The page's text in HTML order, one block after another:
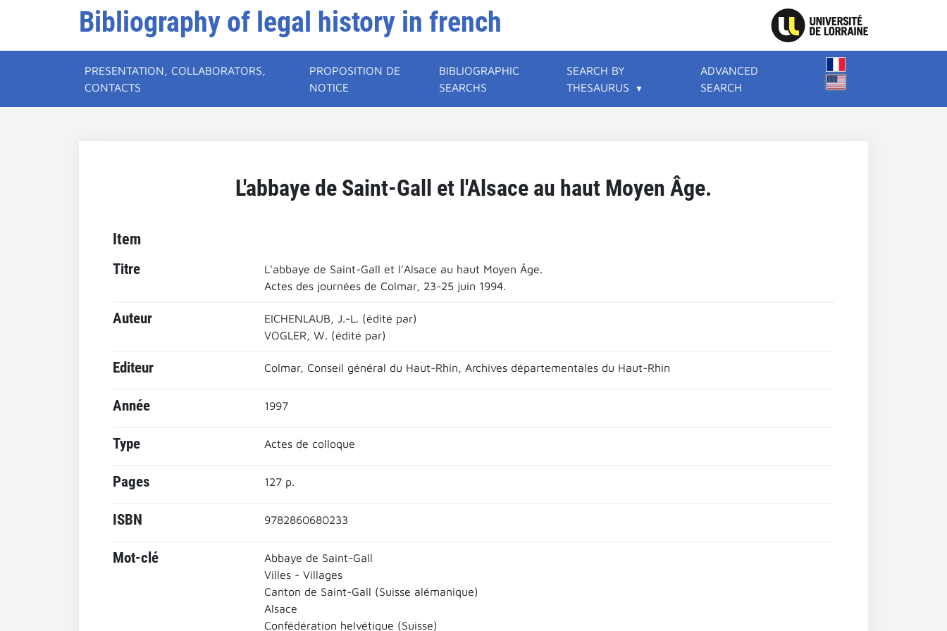
Bibliography of legal history in french
PRESENTATION, COLLABORATORS,
CONTACTS
PROPOSITION DE
NOTICE
BIBLIOGRAPHIC
SEARCHS
SEARCH BY
THESAURUS
ADVANCED
SEARCH
L'abbaye de Saint-Gall et l'Alsace au haut Moyen Âge.
Item
Titre
L'abbaye de Saint-Gall et l'Alsace au haut Moyen Âge.
Actes des journées de Colmar, 23-25 juin 1994.
Auteur
EICHENLAUB, J.-L. (édité par)
VOGLER, W. (édité par)
Editeur Colmar, Conseil général du Haut-Rhin, Archives départementales du Haut-Rhin
Année 1997
Type Actes de colloque
Pages 127 p.
ISBN 9782860680233
Mot-clé
Abbaye de Saint-Gall
Villes - Villages
Canton de Saint-Gall (Suisse alémanique)
Alsace
Confédération helvétique (Suisse)